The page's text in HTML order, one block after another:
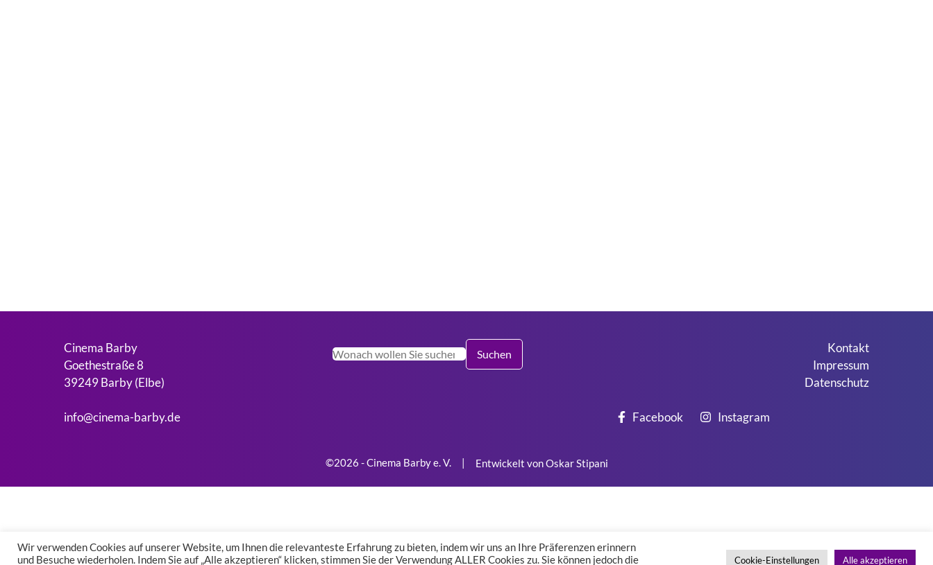
Cinema Barby
Goethestraße 8
39249 Barby (Elbe)
info@cinema-barby.de
Suchen
Suchen
Kontakt
Impressum
Datenschutz
Facebook Instagram
©2026 - Cinema Barby e. V. | Entwickelt von Oskar Stipani
Wir verwenden Cookies auf unserer Website, um Ihnen die relevanteste Erfahrung zu bieten, indem wir uns an Ihre Präferenzen erinnern
und Besuche wiederholen. Indem Sie auf „Alle akzeptieren“ klicken, stimmen Sie der Verwendung ALLER Cookies zu. Sie können jedoch die
Cookie-Einstellungen Alle akzeptieren